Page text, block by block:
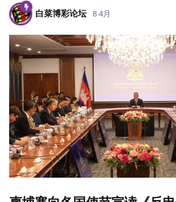
白菜博彩论坛 8 4月